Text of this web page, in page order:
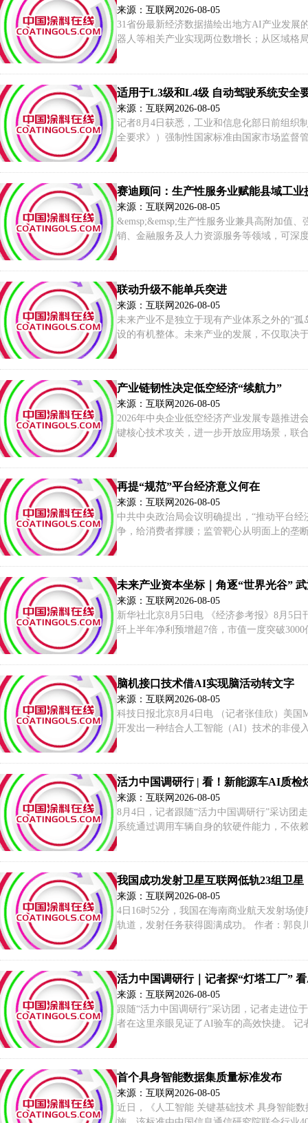
来源：互联网 2026-08-05
31省份最新经济数据描绘出地方AI产业发展
器人等相关产业实现两位数增长；从区域格
适用于L3级和L4级 自动驾驶系统安全
来源：互联网 2026-08-05
记者8月4日获悉，工业和信息化部日前组织
全要求》）强制性国家标准由国家市场监督
赛迪顾问：生产性服务业赋能县域工
来源：互联网 2026-08-05
&emsp;&emsp;生产性服务业兼具高附加值
销、金融服务及人力资源服务等领域，可深
联动升级不能单兵突进
来源：互联网 2026-08-05
未来产业不是独立于现有产业体系之外的“
设的有机整体。未来产业的发展，不仅取决
产业链韧性决定低空经济“续航力”
来源：互联网 2026-08-05
2026年中央企业低空经济产业发展专题推进
键核心技术攻关，进一步开放应用场景，联
再提“规范”平台经济意义何在
来源：互联网 2026-08-05
中共中央政治局会议明确提出，“推动平台
争，给消费者撑腰；监管靶心从明面上的垄
未来产业资本坐标｜角逐“世界光谷”
来源：互联网 2026-08-05
新华社北京8月5日电 《经济参考报》8月5日
纤上半年净利预增超7倍，市值一度突破
脑机接口技术借AI实现脑活动转文字
来源：互联网 2026-08-05
科技日报北京8月4日电 （记者张佳欣）美国
开发出一种结合人工智能（AI）技术的非侵
活力中国调研行 | 看！新能源车AI质检
来源：互联网 2026-08-05
8月4日，记者跟随“活力中国调研行”采访团
系统通过调用车辆自身的软硬件能力，不依
我国成功发射卫星互联网低轨23组卫星
来源：互联网 2026-08-05
4日16时52分，我国在海南商业航天发射场
轨道，发射任务获得圆满成功。 作者：郭
活力中
来源：互联网 2026-08-05
跟随“活力中国调研行”采访团，记者走进位
者在这里亲眼见证了AI验车的高效快捷。
首个具身智能数据集质量标准发布
来源：互联网 2026-08-05
近日，《人工智能 关键基础技术 具身智能